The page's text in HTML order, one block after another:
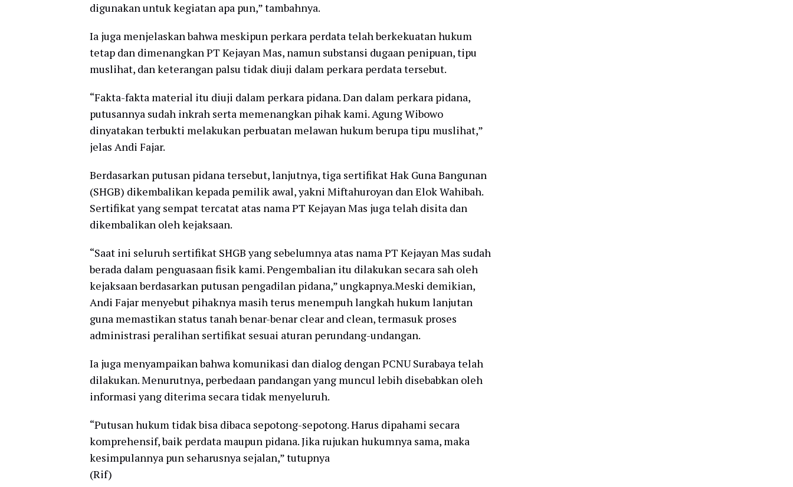
digunakan untuk kegiatan apa pun,” tambahnya.
Ia juga menjelaskan bahwa meskipun perkara perdata telah berkekuatan hukum
tetap dan dimenangkan PT Kejayan Mas, namun substansi dugaan penipuan, tipu
muslihat, dan keterangan palsu tidak diuji dalam perkara perdata tersebut.
“Fakta-fakta material itu diuji dalam perkara pidana. Dan dalam perkara pidana,
putusannya sudah inkrah serta memenangkan pihak kami. Agung Wibowo
dinyatakan terbukti melakukan perbuatan melawan hukum berupa tipu muslihat,”
jelas Andi Fajar.
Berdasarkan putusan pidana tersebut, lanjutnya, tiga sertifikat Hak Guna Bangunan
(SHGB) dikembalikan kepada pemilik awal, yakni Miftahuroyan dan Elok Wahibah.
Sertifikat yang sempat tercatat atas nama PT Kejayan Mas juga telah disita dan
dikembalikan oleh kejaksaan.
“Saat ini seluruh sertifikat SHGB yang sebelumnya atas nama PT Kejayan Mas sudah
berada dalam penguasaan fisik kami. Pengembalian itu dilakukan secara sah oleh
kejaksaan berdasarkan putusan pengadilan pidana,” ungkapnya.Meski demikian,
Andi Fajar menyebut pihaknya masih terus menempuh langkah hukum lanjutan
guna memastikan status tanah benar-benar clear and clean, termasuk proses
administrasi peralihan sertifikat sesuai aturan perundang-undangan.
Ia juga menyampaikan bahwa komunikasi dan dialog dengan PCNU Surabaya telah
dilakukan. Menurutnya, perbedaan pandangan yang muncul lebih disebabkan oleh
informasi yang diterima secara tidak menyeluruh.
“Putusan hukum tidak bisa dibaca sepotong-sepotong. Harus dipahami secara
komprehensif, baik perdata maupun pidana. Jika rujukan hukumnya sama, maka
kesimpulannya pun seharusnya sejalan,” tutupnya
(Rif)